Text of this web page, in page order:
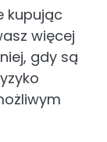
kupując
więcej
gdy są